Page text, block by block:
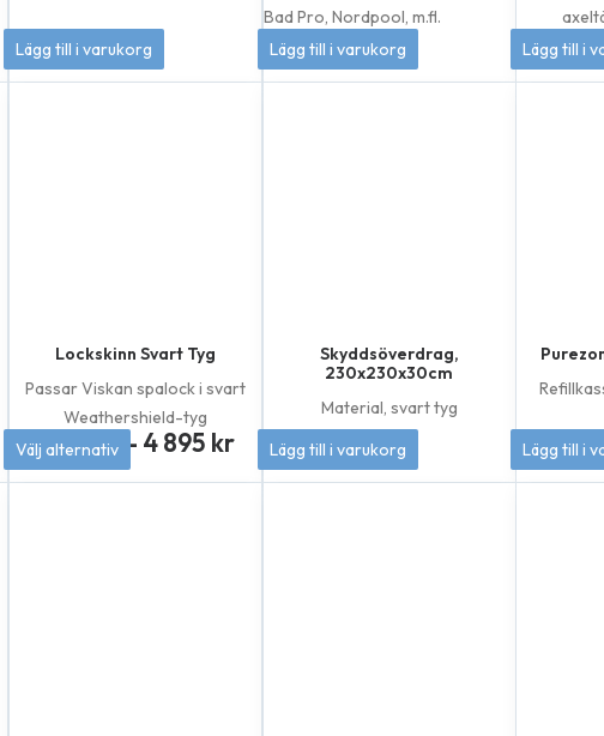
349kr
Lägg till i varukorg
Bad Pro, Nordpool, m.fl.
399kr
Lägg till i varukorg 1 049
Lägg till i
Lockskinn Svart Tyg
Passar Viskan spalock i svart
Weathershield-tyg
4 695kr – 4 895 krPrisintervall:
Välj alternativ
Den
Skyddsöverdrag,
230x230x30cm
Material, svart tyg
1 295kr
Lägg till i varukorg 869
Lägg till i